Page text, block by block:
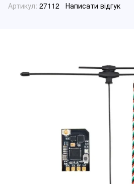
Артикул: 27112 Написати відгук